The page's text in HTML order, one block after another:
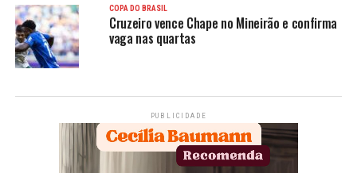
COPA DO BRASIL
Cruzeiro vence Chape no Mineirão e confirma
vaga nas quartas
PUBLICIDADE